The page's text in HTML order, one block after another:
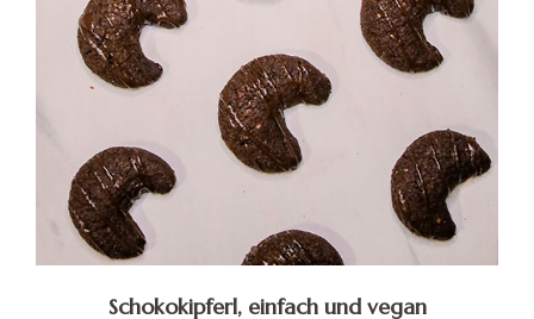
Schokokipferl, einfach und vegan